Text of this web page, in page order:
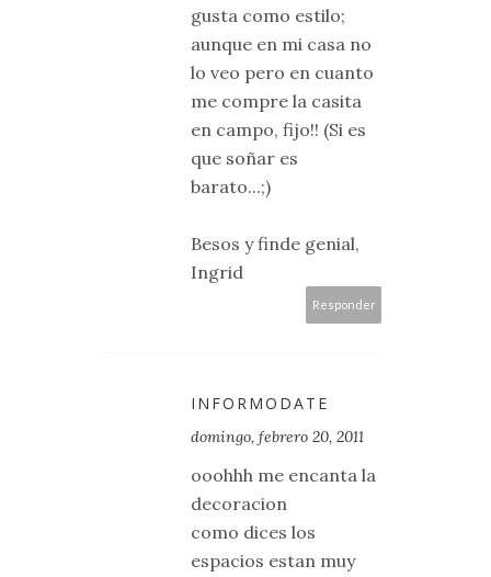
gusta como estilo;
aunque en mi casa no
lo veo pero en cuanto
me compre la casita
en campo, fijo!! (Si es
que soñar es
barato...;)
Besos y finde genial,
Ingrid
Responder
INFORMODATE
domingo, febrero 20, 2011
ooohhh me encanta la
decoracion
como dices los
espacios estan muy